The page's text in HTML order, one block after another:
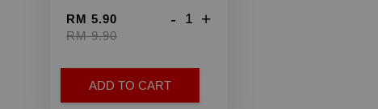
RM 5.90
RM 9.90
- +
ADD TO CART